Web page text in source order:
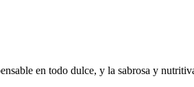
en todo dulce, y la sabrosa y